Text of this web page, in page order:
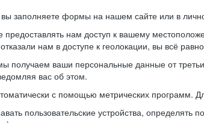
заполняете формы на нашем сайте или в
нам доступ к вашему
нам в доступе к геолокации, вы всё
получаем ваши персональные данные от
вас об этом.
с помощью метрических программ.
пользовательские устройства, определять